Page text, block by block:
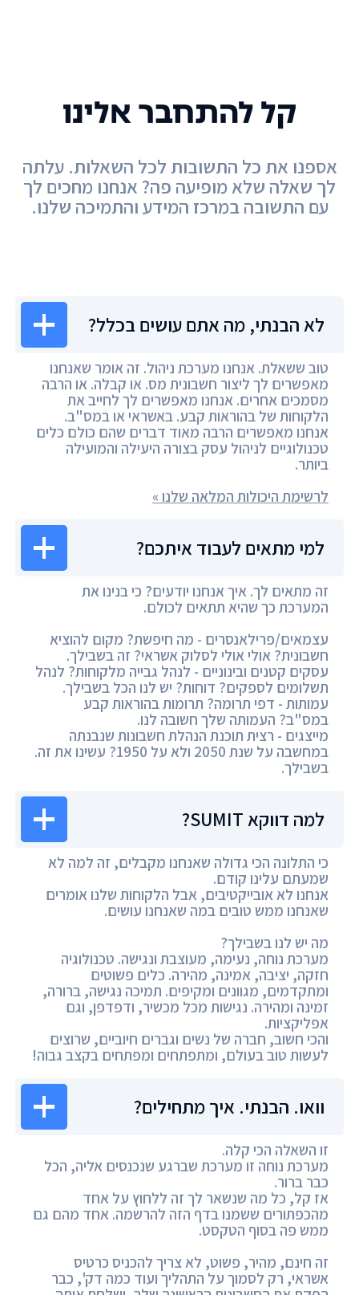
לא הבנתי, מה אתם עושים בכלל?
טוב ששאלת. אנחנו מערכת ניהול. זה אומר שאנחנו
מאפשרים לך ליצור חשבונית מס. או קבלה. או הרבה
מסמכים אחרים. אנחנו מאפשרים לך לחייב את
הלקוחות של בהוראות קבע. באשראי או במס"ב.
אנחנו מאפשרים הרבה מאוד דברים שהם כולם כלים
טכנולוגיים לניהול עסק בצורה היעילה והמועילה
ביותר.
לרשימת היכולות המלאה שלנו »
למי מתאים לעבוד איתכם?
זה מתאים לך. איך אנחנו יודעים? כי בנינו את
המערכת כך שהיא תתאים לכולם.
עצמאים/פרילאנסרים - מה חיפשת? מקום להוציא
חשבונית? אולי אולי לסלוק אשראי? זה בשבילך.
עסקים קטנים ובינוניים - לנהל גבייה מלקוחות? לנהל
תשלומים לספקים? דוחות? יש לנו הכל בשבילך.
עמותות - דפי תרומה? תרומות בהוראות קבע
במס"ב? העמותה שלך חשובה לנו.
מייצגים - רצית תוכנת הנהלת חשבונות שנבנתה
במחשבה על שנת 2050 ולא על 1950? עשינו את זה.
בשבילך.
למה דווקא SUMIT?
כי התלונה הכי גדולה שאנחנו מקבלים, זה למה לא
שמעתם עלינו קודם.
אנחנו לא אובייקטיבים, אבל הלקוחות שלנו אומרים
שאנחנו ממש טובים במה שאנחנו עושים.
מה יש לנו בשבילך?
מערכת נוחה, נעימה, מעוצבת ונגישה. טכנולוגיה
חזקה, יציבה, אמינה, מהירה. כלים פשוטים
ומתקדמים, מגוונים ומקיפים. תמיכה נגישה, ברורה,
זמינה ומהירה. נגישות מכל מכשיר, ודפדפן, וגם
אפליקציות.
והכי חשוב, חברה של נשים וגברים חיוביים, שרוצים
לעשות טוב בעולם, ומתפתחים ומפתחים בקצב גבוה!
וואו. הבנתי. איך מתחילים?
זו השאלה הכי קלה.
מערכת נוחה זו מערכת שברגע שנכנסים אליה, הכל
כבר ברור.
אז קל, כל מה שנשאר לך זה ללחוץ על אחד
מהכפתורים ששמנו בדף הזה להרשמה. אחד מהם גם
ממש פה בסוף הטקסט.
זה חינם, מהיר, פשוט, לא צריך להכניס כרטיס
אשראי, רק לסמוך על התהליך ועוד כמה דק', כבר
קל להתחבר אלינו
אספנו את כל התשובות לכל השאלות. עלתה
לך שאלה שלא מופיעה פה? אנחנו מחכים לך
עם התשובה במרכז המידע והתמיכה שלנו.